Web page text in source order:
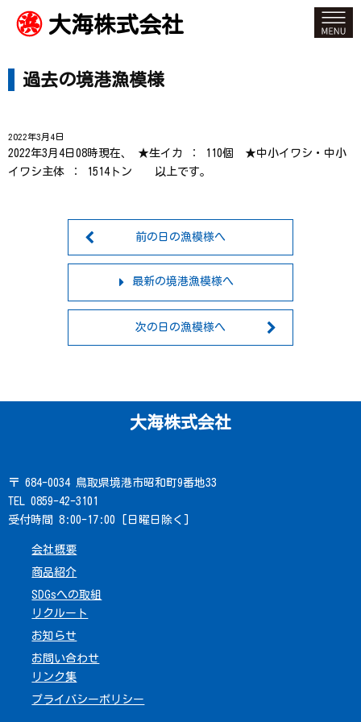
大海株式会社
過去の境港漁模様
2022年3月4日
2022年3月4日08時現在、 ★生イカ ： 110個 ★中小イワシ・中小
イワシ主体 ： 1514トン 以上です。
前の日の漁模様へ
最新の境港漁模様へ
次の日の漁模様へ
大海株式会社
〒 684-0034 鳥取県境港市昭和町9番地33
TEL 0859-42-3101
受付時間 8:00-17:00 [日曜日除く]
会社概要
商品紹介
SDGsへの取組
リクルート
お知らせ
お問い合わせ
リンク集
プライバシーポリシー